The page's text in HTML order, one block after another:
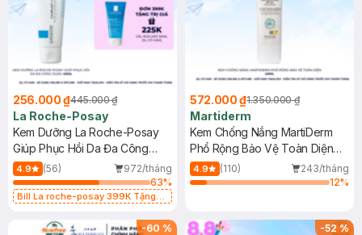
256.000 ₫445.000 ₫
La Roche-Posay
Kem Dưỡng La Roche-Posay
Giúp Phục Hồi Da Đa Công
Dụng 40ml
4.9 (56)
972/tháng
63%
Bill La roche-posay 399K Tặng
(SL có hạn)
572.000 ₫1.350.000 ₫
Martiderm
Kem Chống Nắng MartiDerm
Phổ Rộng Bảo Vệ Toàn Diện
40ml
4.9 (110)
243/tháng
12%
-60 % -52%